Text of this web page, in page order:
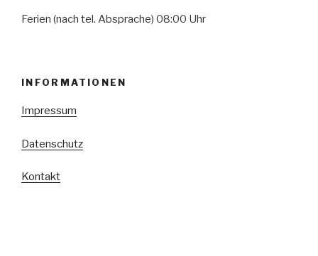
Ferien (nach tel. Absprache) 08:00 Uhr
INFORMATIONEN
Impressum
Datenschutz
Kontakt